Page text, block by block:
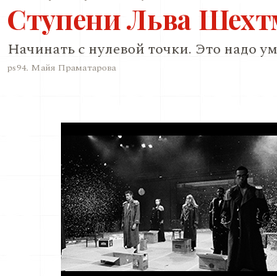
Ступени Льва
Начинать с нулевой точки. Это надо
ps94. Майя Праматарова